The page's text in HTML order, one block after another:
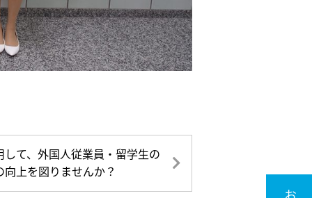
して、外国人従業員・留学生の
向上を図りませんか？